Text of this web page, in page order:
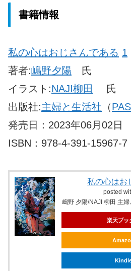
書籍情報
私の心はおじさんである 1
著者:嶋野夕陽 氏
イラスト:NAJI柳田
氏
出版社:主婦と生活社 （
発売日：2023年06月02日
ISBN：978-4-391-15967-7
私の心はお
posted
嶋野 夕陽/NAJI 柳田 主
楽天ブッ